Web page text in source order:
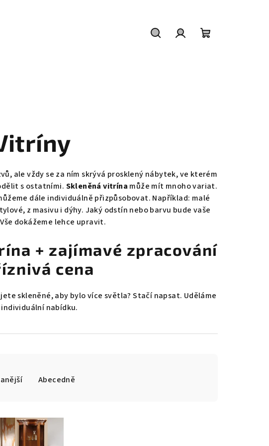
ale vždy se za ním skrývá prosklený nábytek, ve kterém
s ostatními. Skleněná vitrína může mít mnoho variat.
dále individuálně přizpůsobovat. Například: malé
z masivu i dýhy. Jaký odstín nebo barvu bude vaše
dokážeme lehce upravit.
+ zajímavé zpracování
cena
skleněné, aby bylo více světla? Stačí napsat. Uděláme
individuální nabídku.
Abecedně